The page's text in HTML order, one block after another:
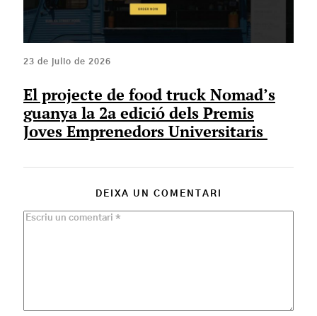
23 de julio de 2026
El projecte de food truck Nomad’s
guanya la 2a edició dels Premis
Joves Emprenedors Universitaris
DEIXA UN COMENTARI